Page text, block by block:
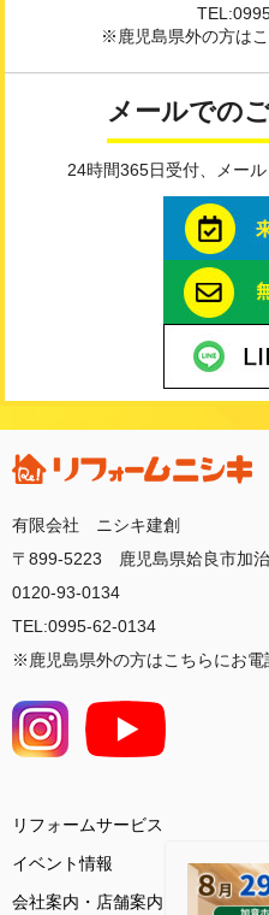
※鹿児島県外の方は
メールでの
24時間365日受付、メール
有限会社 ニシキ建創
〒899-5223 鹿児島県姶良市加
0120-93-0134
TEL:0995-62-0134
※鹿児島県外の方はこちらにお電
リフォームサービス
イベント情報
会社案内・店舗案内